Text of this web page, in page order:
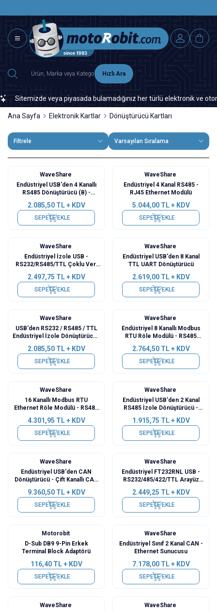
Hızlı Ara
Sitemizde veya piyasada bulamadığınız her türlü elektronik ve
Ana Sayfa Elektronik Kartlar Dönüştürücü Kartları
Filtrele Varsayılan Sıralama
WaveShare
Endüstriyel USB'den 4 Kanallı
RS485 Dönüştürücü (B) -
2.085,50TL + KDV
SEPETE EKLE
WaveShare
Endüstriyel 4 Kanal RS485 -
RJ45 Ethernet Modülü
5.044,00TL + KDV
SEPETE EKLE
WaveShare
Endüstriyel İzole USB -
RS232/RS485/TTL Çoklu Veri
2.497,75 TL + KDV
SEPETE EKLE
WaveShare
Endüstriyel USB'den 8 Kanal
TTL UART Dönüştürücü
2.619,00TL + KDV
SEPETE EKLE
WaveShare
USB'den RS232 / RS485 / TTL
Endüstriyel İzole Dönüştürücü -
2.085,50TL + KDV
SEPETE EKLE
WaveShare
Endüstriyel 8 Kanallı Modbus
RTU Röle Modülü - RS485
2.764,50TL + KDV
SEPETE EKLE
WaveShare
16 Kanallı Modbus RTU
Ethernet Röle Modülü - RS485
4.301,95 TL + KDV
SEPETE EKLE
WaveShare
Endüstriyel USB'den 2 Kanal
RS485 İzole Dönüştürücü -
1.915,75 TL + KDV
SEPETE EKLE
WaveShare
Endüstriyel USB'den CAN
Dönüştürücü - Çift Kanallı CAN
9.360,50TL + KDV
SEPETE EKLE
WaveShare
Endüstriyel FT232RNL USB -
RS232/485/422/TTL Arayüz
2.449,25 TL + KDV
SEPETE EKLE
Motorobit
D-Sub DB9 9-Pin Erkek
Terminal Block Adaptörü
116,40TL + KDV
SEPETE EKLE
WaveShare
Endüstriyel Sınıf 2 Kanal CAN -
Ethernet Sunucusu
7.178,00TL + KDV
SEPETE EKLE
WaveShare
WaveShare